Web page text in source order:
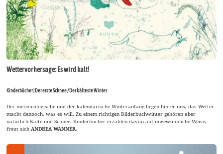
Wettervorhersage: Es wird kalt!
Kinderbücher | Der erste Schnee / Der kälteste Winter
Der meteorologische und der kalendarische Winteranfang liegen hinter uns, das Wetter
macht dennoch, was es will. Zu einem richtigen Bilderbuchwinter gehören aber
natürlich Kälte und Schnee. Kinderbücher erzählen davon auf ungewöhnliche Weise,
freut sich ANDREA WANNER.